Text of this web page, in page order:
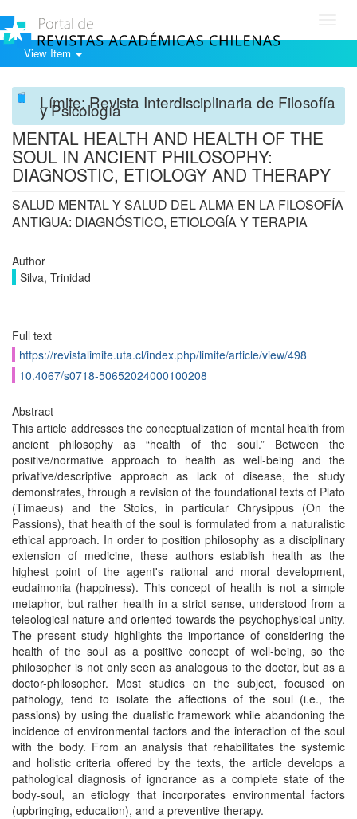
View Item
Límite: Revista Interdisciplinaria de Filosofía
y Psicología
MENTAL HEALTH AND HEALTH OF THE
SOUL IN ANCIENT PHILOSOPHY:
DIAGNOSTIC, ETIOLOGY AND THERAPY
SALUD MENTAL Y SALUD DEL ALMA EN LA FILOSOFÍA
ANTIGUA: DIAGNÓSTICO, ETIOLOGÍA Y TERAPIA
Author
Silva, Trinidad
Full text
https://revistalimite.uta.cl/index.php/limite/article/view/498
10.4067/s0718-50652024000100208
Abstract
This article addresses the conceptualization of mental health from
ancient philosophy as “health of the soul.” Between the
positive/normative approach to health as well-being and the
privative/descriptive approach as lack of disease, the study
demonstrates, through a revision of the foundational texts of Plato
(Timaeus) and the Stoics, in particular Chrysippus (On the
Passions), that health of the soul is formulated from a naturalistic
ethical approach. In order to position philosophy as a disciplinary
extension of medicine, these authors establish health as the
highest point of the agent's rational and moral development,
eudaimonia (happiness). This concept of health is not a simple
metaphor, but rather health in a strict sense, understood from a
teleological nature and oriented towards the psychophysical unity.
The present study highlights the importance of considering the
health of the soul as a positive concept of well-being, so the
philosopher is not only seen as analogous to the doctor, but as a
doctor-philosopher. Most studies on the subject, focused on
pathology, tend to isolate the affections of the soul (i.e., the
passions) by using the dualistic framework while abandoning the
incidence of environmental factors and the interaction of the soul
with the body. From an analysis that rehabilitates the systemic
and holistic criteria offered by the texts, the article develops a
pathological diagnosis of ignorance as a complete state of the
body-soul, an etiology that incorporates environmental factors
(upbringing, education), and a preventive therapy.